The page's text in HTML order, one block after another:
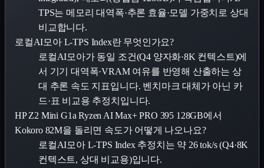
TPS는 메모리 대역폭·추론 효율·모델 가중치로 상대
비교합니다.
로컬AI모아 L-TPS Index란 무엇인가요?
로컬AI모아가 동일 조건(Q4 양자화·8K 컨텍스트)에
서 기기 대역폭·VRAM 여유를 반영해 산출하는 상
대 추론 속도 지표입니다. 벤치마크 대체가 아닌 카
드·표 비교용 추정치입니다.
HP Z2 Mini G1a Ryzen AI Max+ PRO 395 128GB에서
Kokoro 82M을 돌리면 속도가 어떻게 나오나요?
로컬AI모아 L-TPS Index 추정치는 약 26 tok/s (Q4·8K
컨텍스트, 상대 비교용)입니다.